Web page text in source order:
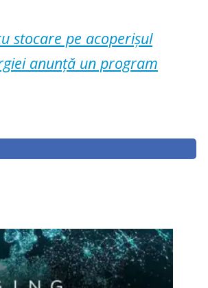
stocare pe acoperișul
anunță un program